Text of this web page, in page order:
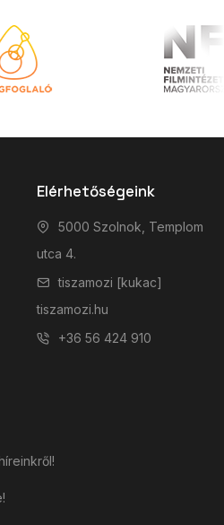
Elérhetőségeink
5000 Szolnok, Templom
utca 4.
tiszamozi [kukac]
tiszamozi.hu
+36 56 424 910